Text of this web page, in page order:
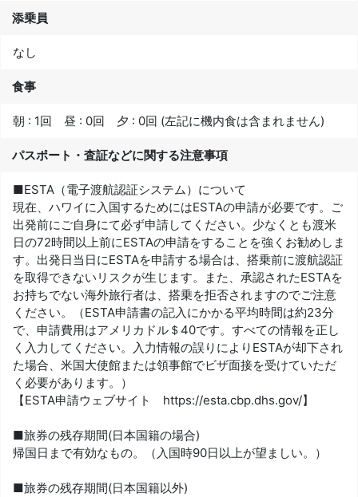
添乗員
なし
食事
朝 : 1回 昼 : 0回 夕 : 0回 (左記に機内食は含まれません)
パスポート・査証などに関する注意事項
■ESTA（電子渡航認証システム）について
現在、ハワイに入国するためにはESTAの申請が必要です。ご
出発前にご自身にて必ず申請してください。少なくとも渡米
日の72時間以上前にESTAの申請をすることを強くお勧めしま
す。出発日当日にESTAを申請する場合は、搭乗前に渡航認証
を取得できないリスクが生じます。また、承認されたESTAを
お持ちでない海外旅行者は、搭乗を拒否されますのでご注意
ください。（ESTA申請書の記入にかかる平均時間は約23分
で、申請費用はアメリカドル＄40です。すべての情報を正し
く入力してください。入力情報の誤りによりESTAが却下され
た場合、米国大使館または領事館でビザ面接を受けていただ
く必要があります。）
【ESTA申請ウェブサイト https://esta.cbp.dhs.gov/】
■旅券の残存期間(日本国籍の場合)
帰国日まで有効なもの。（入国時90日以上が望ましい。）
■旅券の残存期間(日本国籍以外)